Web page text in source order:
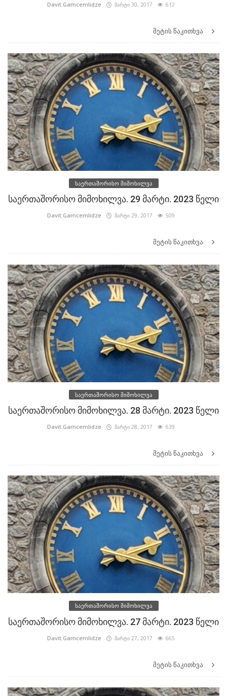
Davit.Gamcemlidze მარტი 30, 2017 612
მეტის წაკითხვა
საერთაშორისო მიმოხილვა
საერთაშორისო მიმოხილვა. 29 მარტი. 2023 წელი
Davit.Gamcemlidze მარტი 29, 2017 509
მეტის წაკითხვა
საერთაშორისო მიმოხილვა
საერთაშორისო მიმოხილვა. 28 მარტი. 2023 წელი
Davit.Gamcemlidze მარტი 28, 2017 639
მეტის წაკითხვა
საერთაშორისო მიმოხილვა
საერთაშორისო მიმოხილვა. 27 მარტი. 2023 წელი
Davit.Gamcemlidze მარტი 27, 2017 665
მეტის წაკითხვა